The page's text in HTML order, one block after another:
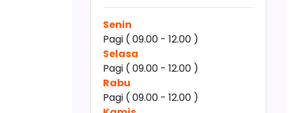
Senin
Pagi ( 09.00 - 12.00 )
Selasa
Pagi ( 09.00 - 12.00 )
Rabu
Pagi ( 09.00 - 12.00 )